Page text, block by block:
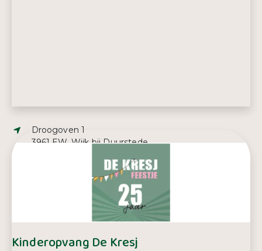
Adres:
Droogoven 1
3961 EW, Wijk bij Duurstede
kinderboerderij@incontact.team
Kinderopvang De Kresj